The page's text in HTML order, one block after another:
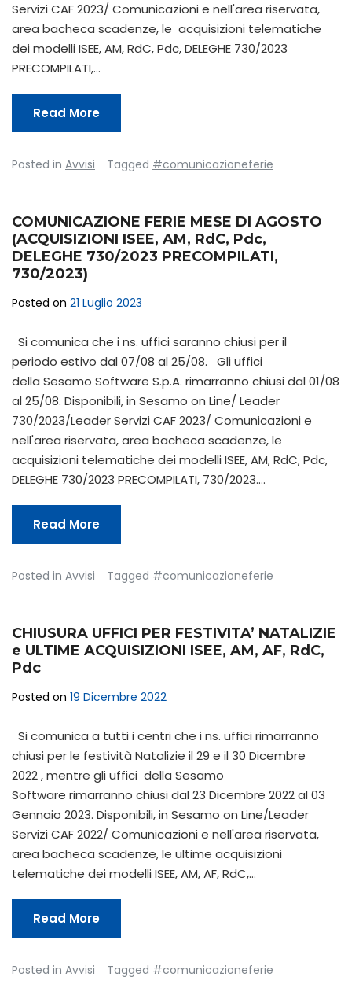
Servizi CAF 2023/ Comunicazioni e nell'area riservata,
area bacheca scadenze, le acquisizioni telematiche
dei modelli ISEE, AM, RdC, Pdc, DELEGHE 730/2023
PRECOMPILATI,…
Read More
Posted in Avvisi Tagged #comunicazioneferie
COMUNICAZIONE FERIE MESE DI AGOSTO
(ACQUISIZIONI ISEE, AM, RdC, Pdc,
DELEGHE 730/2023 PRECOMPILATI,
730/2023)
Posted on 21 Luglio 2023
Si comunica che i ns. uffici saranno chiusi per il
periodo estivo dal 07/08 al 25/08. Gli uffici
della Sesamo Software S.p.A. rimarranno chiusi dal 01/08
al 25/08. Disponibili, in Sesamo on Line/ Leader
730/2023/Leader Servizi CAF 2023/ Comunicazioni e
nell'area riservata, area bacheca scadenze, le
acquisizioni telematiche dei modelli ISEE, AM, RdC, Pdc,
DELEGHE 730/2023 PRECOMPILATI, 730/2023.…
Read More
Posted in Avvisi Tagged #comunicazioneferie
CHIUSURA UFFICI PER FESTIVITA’ NATALIZIE
e ULTIME ACQUISIZIONI ISEE, AM, AF, RdC,
Pdc
Posted on 19 Dicembre 2022
Si comunica a tutti i centri che i ns. uffici rimarranno
chiusi per le festività Natalizie il 29 e il 30 Dicembre
2022 , mentre gli uffici della Sesamo
Software rimarranno chiusi dal 23 Dicembre 2022 al 03
Gennaio 2023. Disponibili, in Sesamo on Line/Leader
Servizi CAF 2022/ Comunicazioni e nell'area riservata,
area bacheca scadenze, le ultime acquisizioni
telematiche dei modelli ISEE, AM, AF, RdC,…
Read More
Posted in Avvisi Tagged #comunicazioneferie